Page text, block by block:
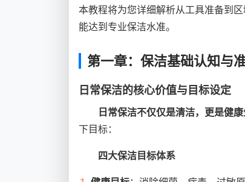
本教程将为您详细解析从工具准备到
能达到专业保洁水准。
第一章：保洁基础认知与
日常保洁的核心价值与目标设定
日常保洁不仅仅是清洁，更是健
下目标：
四大保洁目标体系